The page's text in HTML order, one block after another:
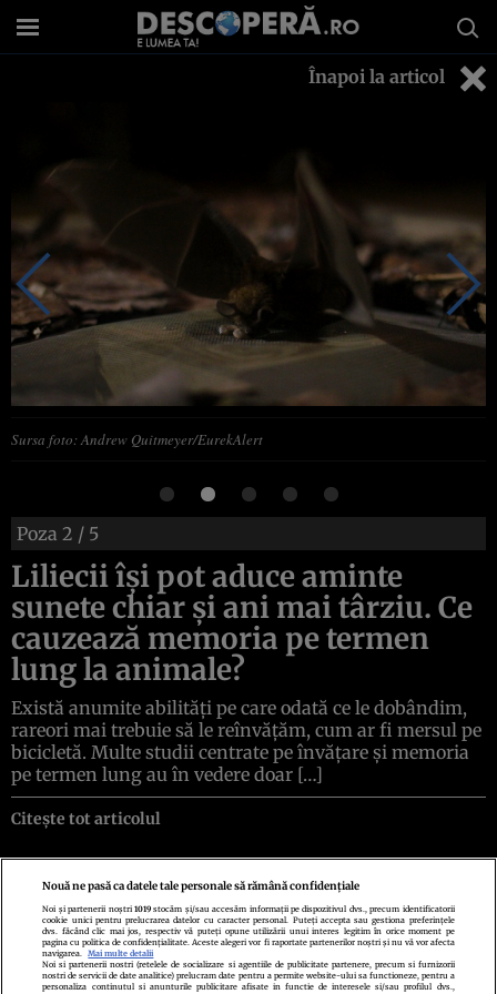
Înapoi la articol
Sursa foto: Andrew Quitmeyer/EurekAlert
Poza 2 / 5
Liliecii își pot aduce aminte
sunete chiar și ani mai târziu. Ce
cauzează memoria pe termen
lung la animale?
Există anumite abilități pe care odată ce le dobândim,
rareori mai trebuie să le reînvățăm, cum ar fi mersul pe
bicicletă. Multe studii centrate pe învățare și memoria
pe termen lung au în vedere doar […]
Citește tot articolul
Politica de confidenţialitatePolitica de cookiesTermeni şi condiţii
Echipa redacționalăContactSetări Cookies
Nouă ne pasă ca datele tale personale să rămână confidențiale
Noi și partenerii noștri1019 stocăm și/sau accesăm informații pe dispozitivul dvs., precum identificatorii
cookie unici pentru prelucrarea datelor cu caracter personal. Puteți accepta sau gestiona preferințele
dvs. făcând clic mai jos, respectiv vă puteți opune utilizării unui interes legitim în orice moment pe
pagina cu politica de confidențialitate. Aceste alegeri vor fi raportate partenerilor noștri și nu vă vor afecta
navigarea.
Mai multe detalii
Noi si partenerii nostri (retelele de socializare si agentiile de publicitate partenere, precum si furnizorii
nostri de servicii de date analitice) prelucram date pentru a permite website-ului sa functioneze, pentru a
personaliza continutul si anunturile publicitare afisate in functie de interesele si/sau profilul dvs.,